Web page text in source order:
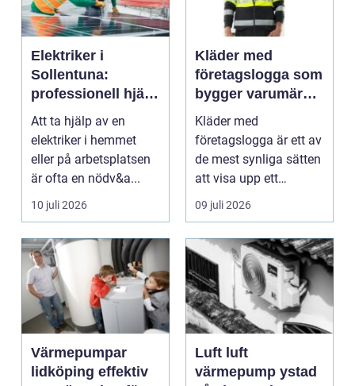
Elektriker i
Sollentuna:
professionell hjälp
när du behöver det
Att ta hjälp av en
elektriker i hemmet
eller på arbetsplatsen
är ofta en nödv&a...
10 juli 2026
Kläder med
företagslogga som
bygger varumärke
i vardagen
Kläder med
företagslogga är ett av
de mest synliga sätten
att visa upp ett
varum...
09 juli 2026
Värmepumpar
lidköping effektiv
Luft luft
värmepump ystad